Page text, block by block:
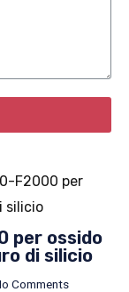
F2000 per
silicio
per ossido
di silicio
Comments